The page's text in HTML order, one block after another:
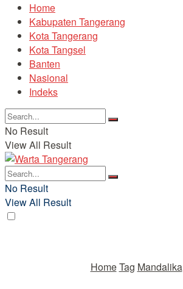
Home
Kabupaten Tangerang
Kota Tangerang
Kota Tangsel
Banten
Nasional
Indeks
No Result
View All Result
No Result
View All Result
HomeTag Mandalika